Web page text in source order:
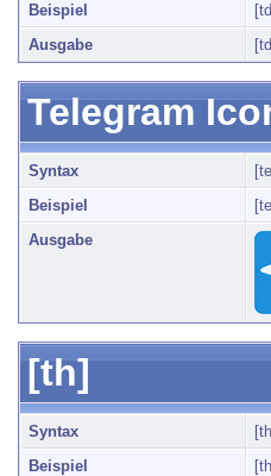
Beispiel
Ausgabe
Telegram
Syntax
Beispiel
Ausgabe
[th]
Syntax
Beispiel